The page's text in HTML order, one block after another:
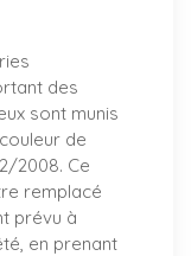
des
sont munis
de
2008. Ce
remplacé
prévu à
en prenant